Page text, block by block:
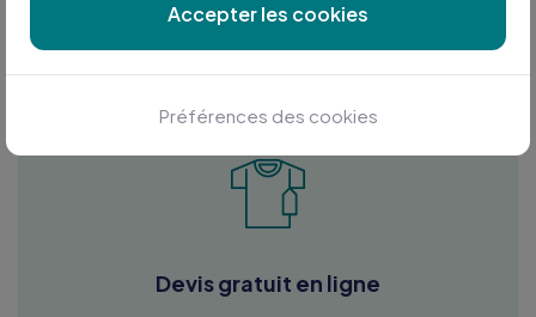
Personnalisation sur mesure
Profitez des meilleures conditions en plus d'une équipe
à votre écoute
Devis gratuit en ligne
Accepter les cookies
Préférences des cookies